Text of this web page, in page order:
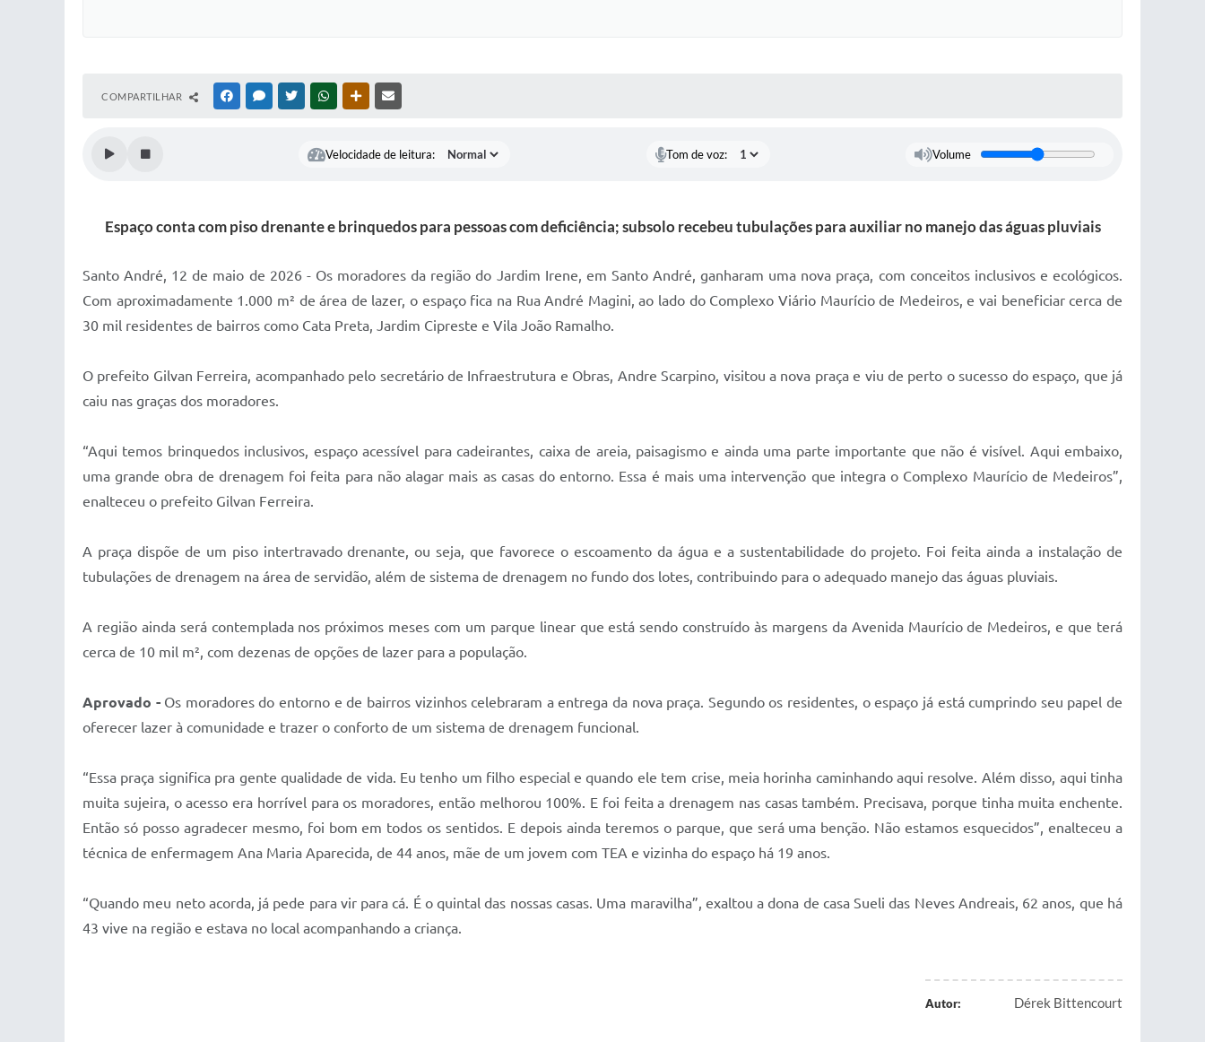
COMPARTILHAR FACEBOOKMESSENGER
TWITTERWHATSAPPOUTRAS MÍDIAS
Velocidade de leitura: Tom de voz: Volume
Espaço conta com piso drenante e brinquedos para pessoas com deficiência; subsolo recebeu tubulações para auxiliar no manejo das águas pluviais
Santo André, 12 de maio de 2026 - Os moradores da região do Jardim Irene, em Santo André, ganharam uma nova praça, com conceitos inclusivos e ecológicos.
Com aproximadamente 1.000 m² de área de lazer, o espaço fica na Rua André Magini, ao lado do Complexo Viário Maurício de Medeiros, e vai beneficiar cerca de
30 mil residentes de bairros como Cata Preta, Jardim Cipreste e Vila João Ramalho.
O prefeito Gilvan Ferreira, acompanhado pelo secretário de Infraestrutura e Obras, Andre Scarpino, visitou a nova praça e viu de perto o sucesso do espaço, que já
caiu nas graças dos moradores.
“Aqui temos brinquedos inclusivos, espaço acessível para cadeirantes, caixa de areia, paisagismo e ainda uma parte importante que não é visível. Aqui embaixo,
uma grande obra de drenagem foi feita para não alagar mais as casas do entorno. Essa é mais uma intervenção que integra o Complexo Maurício de Medeiros”,
enalteceu o prefeito Gilvan Ferreira.
A praça dispõe de um piso intertravado drenante, ou seja, que favorece o escoamento da água e a sustentabilidade do projeto. Foi feita ainda a instalação de
tubulações de drenagem na área de servidão, além de sistema de drenagem no fundo dos lotes, contribuindo para o adequado manejo das águas pluviais.
A região ainda será contemplada nos próximos meses com um parque linear que está sendo construído às margens da Avenida Maurício de Medeiros, e que terá
cerca de 10 mil m², com dezenas de opções de lazer para a população.
Aprovado -Os moradores do entorno e de bairros vizinhos celebraram a entrega da nova praça. Segundo os residentes, o espaço já está cumprindo seu papel de
oferecer lazer à comunidade e trazer o conforto de um sistema de drenagem funcional.
“Essa praça significa pra gente qualidade de vida. Eu tenho um filho especial e quando ele tem crise, meia horinha caminhando aqui resolve. Além disso, aqui tinha
muita sujeira, o acesso era horrível para os moradores, então melhorou 100%. E foi feita a drenagem nas casas também. Precisava, porque tinha muita enchente.
Então só posso agradecer mesmo, foi bom em todos os sentidos. E depois ainda teremos o parque, que será uma benção. Não estamos esquecidos”, enalteceu a
técnica de enfermagem Ana Maria Aparecida, de 44 anos, mãe de um jovem com TEA e vizinha do espaço há 19 anos.
“Quando meu neto acorda, já pede para vir para cá. É o quintal das nossas casas. Uma maravilha”, exaltou a dona de casa Sueli das Neves Andreais, 62 anos, que há
43 vive na região e estava no local acompanhando a criança.
Autor: Dérek Bittencourt